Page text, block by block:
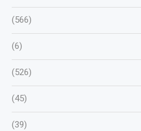
(566)
(6)
(526)
(45)
(39)